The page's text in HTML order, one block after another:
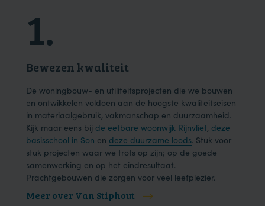
1.
Bewezen kwaliteit
De woningbouw- en utiliteitsprojecten die we bouwen
en ontwikkelen voldoen aan de hoogste kwaliteitseisen
in materiaalgebruik, vakmanschap en duurzaamheid.
Kijk maar eens bij de eetbare woonwijk Rijnvliet, deze
basisschool in Son en deze duurzame loods. Stuk voor
stuk projecten waar we trots op zijn; op de goede
samenwerking en op het eindresultaat.
Prachtgebouwen die zorgen voor veel leefplezier.
Meer over Van Stiphout